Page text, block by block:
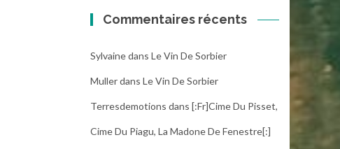
Commentaires récents
Sylvainedans Le Vin De Sorbier
Mullerdans Le Vin De Sorbier
Terresdemotions dans [:fr]Cime Du Pisset,
Cime Du Piagu, La Madone De Fenestre[:]